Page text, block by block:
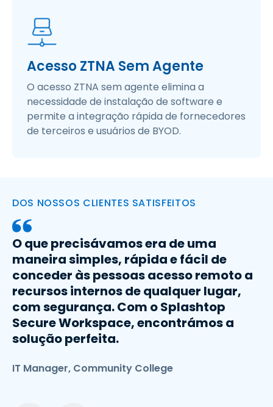
Acesso ZTNA Sem Agente
O acesso ZTNA sem agente elimina a
necessidade de instalação de software e
permite a integração rápida de fornecedores
de terceiros e usuários de BYOD.​
DOS NOSSOS CLIENTES SATISFEITOS
O que precisávamos era de uma
maneira simples, rápida e fácil de
conceder às pessoas acesso remoto a
recursos internos de qualquer lugar,
com segurança. Com o Splashtop
Secure Workspace, encontrámos a
solução perfeita.
IT Manager, Community College